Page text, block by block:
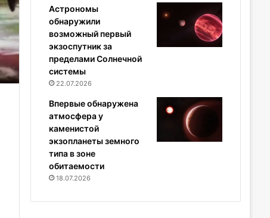
Астрономы
обнаружили
возможный первый
экзоспутник за
пределами Солнечной
системы
22.07.2026
Впервые обнаружена
атмосфера у
каменистой
экзопланеты земного
типа в зоне
обитаемости
18.07.2026